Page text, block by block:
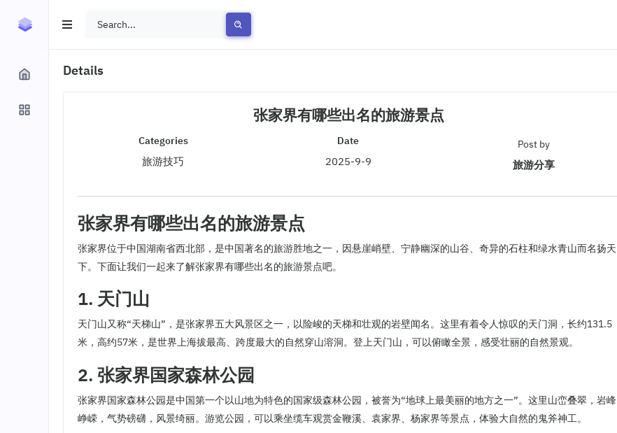
Details
张家界有哪些出名的旅游景点
Categories
旅游技巧
Date
2025-9-9
Post by
旅游分享
张家界有哪些出名的旅游景点
张家界位于中国湖南省西北部，是中国著名的旅游胜地之一，因悬崖峭壁、宁静幽深的山谷、奇异的石柱和绿水青山而名扬天
下。下面让我们一起来了解张家界有哪些出名的旅游景点吧。
1. 天门山
天门山又称“天梯山”，是张家界五大风景区之一，以险峻的天梯和壮观的岩壁闻名。这里有着令人惊叹的天门洞，长约131.5
米，高约57米，是世界上海拔最高、跨度最大的自然穿山溶洞。登上天门山，可以俯瞰全景，感受壮丽的自然景观。
2. 张家界国家森林公园
张家界国家森林公园是中国第一个以山地为特色的国家级森林公园，被誉为“地球上最美丽的地方之一”。这里山峦叠翠，岩峰
峥嵘，气势磅礴，风景绮丽。游览公园，可以乘坐缆车观赏金鞭溪、袁家界、杨家界等景点，体验大自然的鬼斧神工。